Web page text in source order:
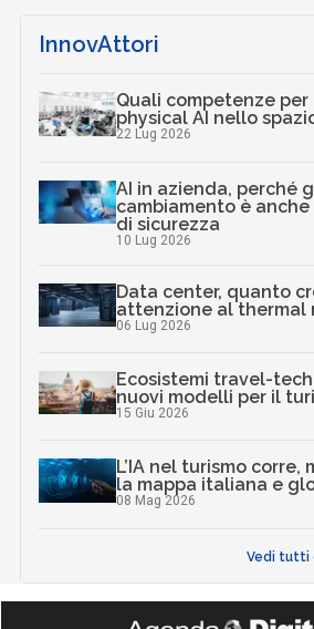
InnovAttori
Quali competenze
physical AI nello
22 Lug 2026
AI in azienda, perché
cambiamento è
di sicurezza
10 Lug 2026
Data center, quanto
attenzione al thermal
06 Lug 2026
Ecosistemi travel-
nuovi modelli per il
15 Giu 2026
L’IA nel turismo
la mappa italiana e
08 Mag 2026
Vedi tutti